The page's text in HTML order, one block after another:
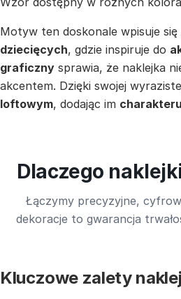
Motyw ten doskonale wpisuje się
dziecięcych, gdzie inspiruje do
graficzny sprawia, że naklejka
akcentem. Dzięki swojej
loftowym, dodając im charakteru
Dlaczego
Łączymy precyzyjne,
dekoracje to gwarancja
Kluczowe zalety